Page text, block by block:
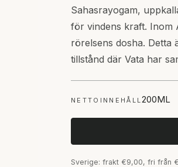
Sahasrayogam,
för vindens kraft. Inom
rörelsens dosha. Detta
tillstånd där Vata har
NETTOINNEHÅLL200ML
Sverige: frakt €9,00, fri från